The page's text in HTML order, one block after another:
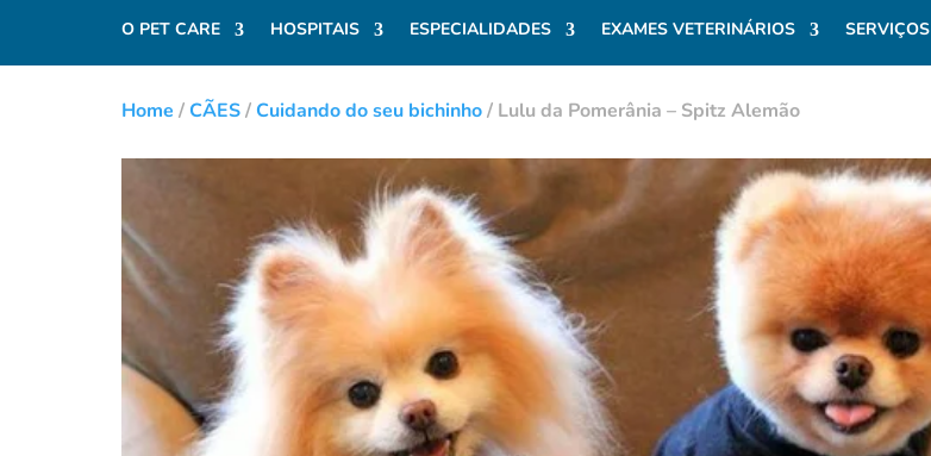
O PET CARE HOSPITAIS ESPECIALIDADES EXAMES VETERINÁRIOS SERVIÇOS
Home /CÃES/Cuidando do seu bichinho/ Lulu da Pomerânia – Spitz Alemão